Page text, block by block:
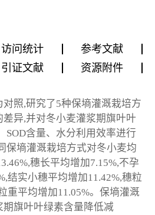
访问统计
参考文献
引证文献 资源附件
照,研究了5种保墒灌溉栽培方
异,并对冬小麦灌浆期旗叶叶
SOD含量、水分利用效率进行
保墒灌溉栽培方式对冬小麦均
穗长平均增加7.15%,不孕
结实小穗平均增加11.42%,穗粒
重平均增加11.05%。保墒灌溉
旗叶叶绿素含量降低减